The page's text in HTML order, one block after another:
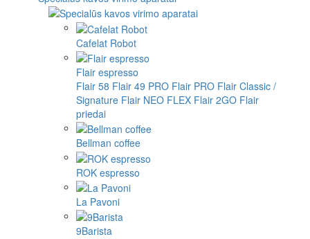
Cafelat Robot
Flair espresso
Flair 58 Flair 49 PRO Flair PRO Flair Classic /
Signature Flair NEO FLEX Flair 2GO Flair
priedai
Bellman coffee
ROK espresso
La Pavoni
9Barista